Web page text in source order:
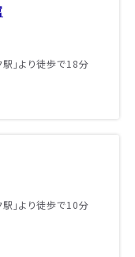
」より徒歩で18分
」より徒歩で10分